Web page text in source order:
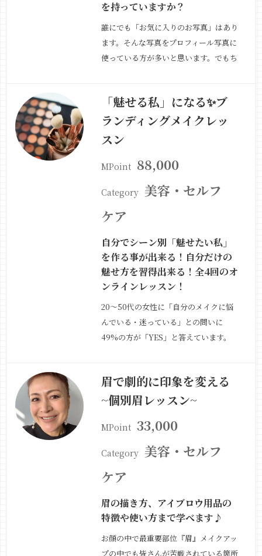
を持っていますか？
誰にでも「お気に入りのお写真」はあり
ます。そんな写真をプロフィール写真に
使っている方が多いと思います。でもち
処かに出かけた時のスナップ写真だった
りましてやアプリで加工したものなん
て!そんなお写真であなたのビジネスや
「魅せる私」になる✨ブ
ランディングメイクレッ
スン
MPoint 88,000
Category 美容・セルフ
ケア
自分でシーン別「魅せたい私」
を作る事が出来る！自分だけの
魅せ方を習得出来る！全4回のオ
ンラインレッスン！
20〜50代の女性に「自分のメイクに悩
んでいる・迷っている」との問いに
49%の方が「YES」と答えています。
い・・本当に自分を「どう魅せたいか」
「どう魅られたいか」を理解する必要が
いか分からない…続きを見る »
眉で劇的に印象を変える
~個別眉レッスン~
MPoint 33,000
Category 美容・セルフ
ケア
眉の描き方、アイブロウ用品の
特徴や使い方まで学べます♪
お顔の中で最重要部位『眉』メイクアッ
プの中でも皆さんが苦戦されている箇所